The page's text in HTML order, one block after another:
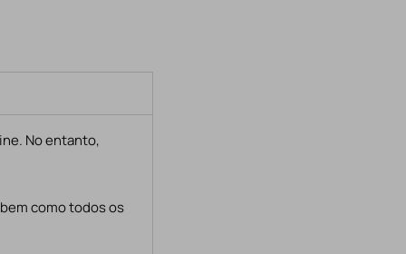
No entanto,
como todos os